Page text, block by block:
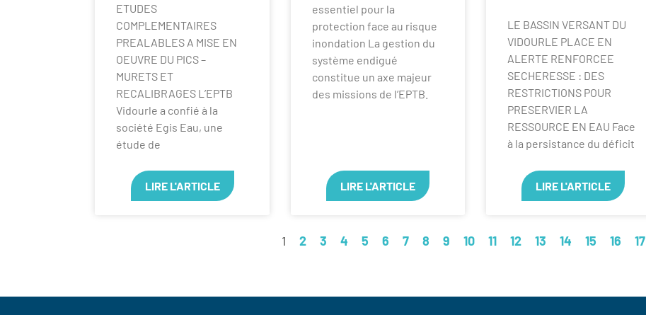
ETUDES
COMPLEMENTAIRES
PREALABLES A MISE EN
OEUVRE DU PICS –
MURETS ET
RECALIBRAGES L’EPTB
Vidourle a confié à la
société Egis Eau, une
étude de
LIRE L'ARTICLE
essentiel pour la
protection face au risque
inondation La gestion du
système endigué
constitue un axe majeur
des missions de l’EPTB.
LIRE L'ARTICLE
LE BASSIN VERSANT DU
VIDOURLE PLACE EN
ALERTE RENFORCEE
SECHERESSE : DES
RESTRICTIONS POUR
PRESERVIER LA
RESSOURCE EN EAU Face
à la persistance du déficit
LIRE L'ARTICLE
1 2 3 4 5 6 7 8 9 10 11 12 13 14 15 16 17